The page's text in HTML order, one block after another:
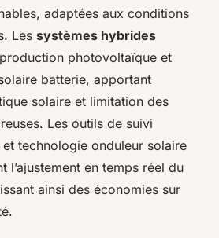
adaptées aux conditions
Les systèmes hybrides
photovoltaïque et
batterie, apportant
solaire et limitation des
Les outils de suivi
technologie onduleur solaire
l’ajustement en temps réel du
ainsi des économies sur